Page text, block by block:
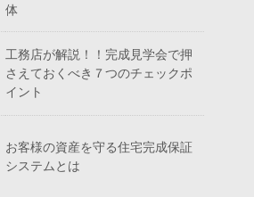
体
工務店が解説！！完成見学会で押
さえておくべき７つのチェックポ
イント
お客様の資産を守る住宅完成保証
システムとは